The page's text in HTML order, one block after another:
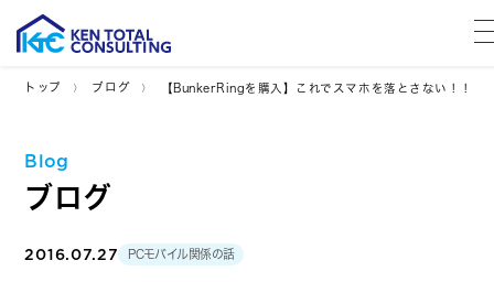
トップ ブログ 【BunkerRingを購入】これでスマホを落とさない！！
Blog
ブログ
2016.07.27 PCモバイル関係の話